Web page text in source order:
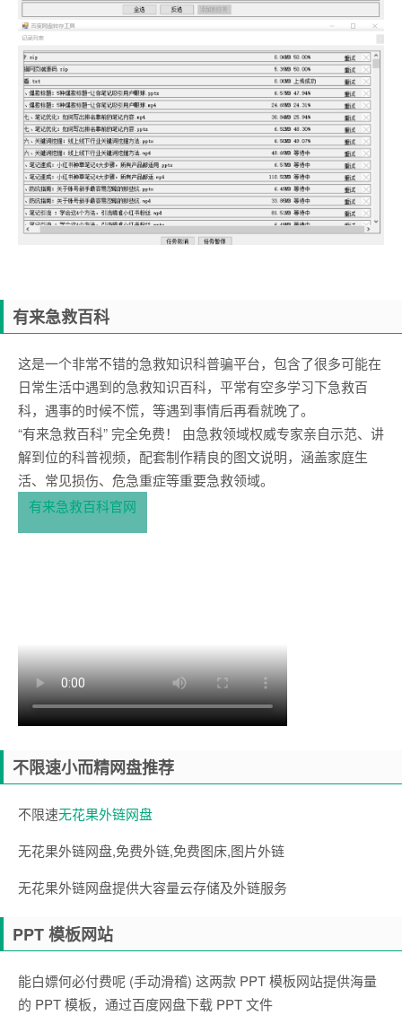
有来急救百科
这是一个非常不错的急救知识科普骗平台，包含了很多可能在
日常生活中遇到的急救知识百科，平常有空多学习下急救百
科，遇事的时候不慌，等遇到事情后再看就晚了。
“有来急救百科” 完全免费！ 由急救领域权威专家亲自示范、讲
解到位的科普视频，配套制作精良的图文说明，涵盖家庭生
活、常见损伤、危急重症等重要急救领域。
有来急救百科官网
不限速小而精网盘推荐
不限速无花果外链网盘
无花果外链网盘,免费外链,免费图床,图片外链
无花果外链网盘提供大容量云存储及外链服务
PPT 模板网站
能白嫖何必付费呢 (手动滑稽) 这两款 PPT 模板网站提供海量
的 PPT 模板，通过百度网盘下载 PPT 文件